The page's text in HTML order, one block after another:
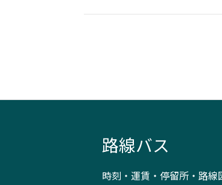
路線バス
時刻・運賃・停留所・路線